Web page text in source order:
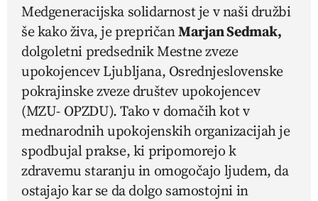
Medgeneracijska solidarnost je v naši družbi
še kako živa, je prepričanMarjan Sedmak,
dolgoletni predsednik Mestne zveze
upokojencev Ljubljana, Osrednjeslovenske
pokrajinske zveze društev upokojencev
(MZU- OPZDU). Tako v domačih kot v
mednarodnih upokojenskih organizacijah je
spodbujal prakse, ki pripomorejo k
zdravemu staranju in omogočajo ljudem, da
ostajajo kar se da dolgo samostojni in